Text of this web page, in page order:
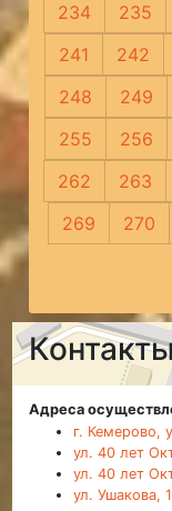
234
235
241
242
248
249
255
256
262
263
269
270
Адреса
г. Кемерово,
ул. 40 лет
ул. 40 лет
ул. Ушакова,